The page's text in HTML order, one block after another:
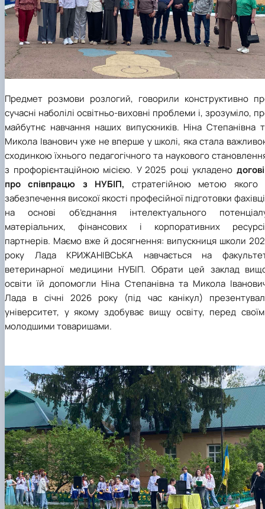
Предмет розмови розлогий, говорили конструктивно
сучасні наболілі освітньо-виховні проблеми і, зрозуміло,
майбутнє навчання наших випускників. Ніна Степанівна
Микола Іванович уже не вперше у школі, яка стала
сходинкою їхнього педагогічного та наукового
з профорієнтаційною місією. У 2025 році укладено
про співпрацю з НУБІП,стратегійною метою якого
забезпечення високої якості професійної підготовки
на основі об’єднання інтелектуального
матеріальних, фінансових і корпоративних
партнерів. Маємо вже й досягнення: випускниця школи
року Лада КРИЖАНІВСЬКА навчається на
ветеринарної медицини НУБІП. Обрати цей заклад
освіти їй допомогли Ніна Степанівна та Микола
Лада в січні 2026 року (під час канікул)
університет, у якому здобуває вищу освіту, перед
молодшими товаришами.